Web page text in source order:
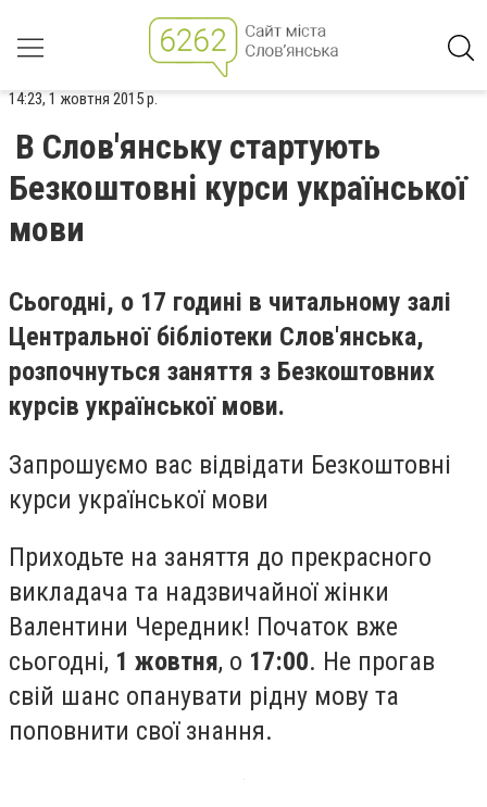
14:23, 1 жовтня 2015 р.
В Слов'янську стартують
Безкоштовні курси української
мови
Сьогодні, о 17 годині в читальному залі
Центральної бібліотеки Слов'янська,
розпочнуться заняття з Безкоштовних
курсів української мови.
Запрошуємо вас відвідати Безкоштовні
курси української мови
Приходьте на заняття до прекрасного
викладача та надзвичайної жінки
Валентини Чередник! Початок вже
сьогодні, 1 жовтня, о 17:00. Не прогав
свій шанс опанувати рідну мову та
поповнити свої знання.